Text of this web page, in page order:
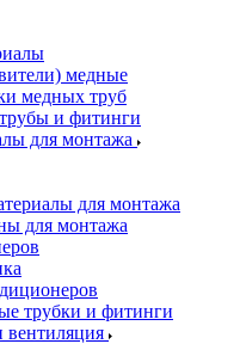
медные
медных труб
и фитинги
для монтажа
для монтажа
для монтажа
трубки и фитинги